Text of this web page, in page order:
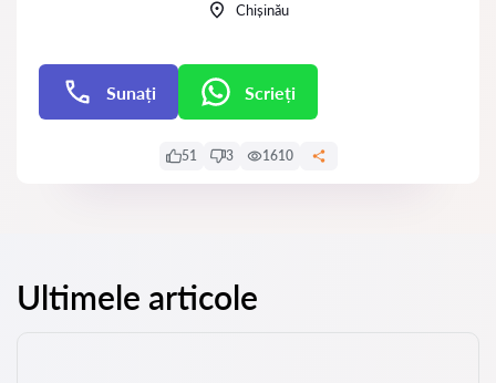
Chișinău
Sunați Scrieți
51 3 1610
Ultimele articole